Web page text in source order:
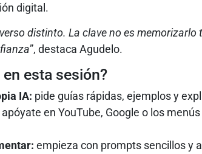
digital.
distinto. La clave no es
”, destaca Agudelo.
en esta sesión?
IA: pide guías rápidas, ejemplos y
apóyate en YouTube, Google o los
empieza con prompts sencillos y